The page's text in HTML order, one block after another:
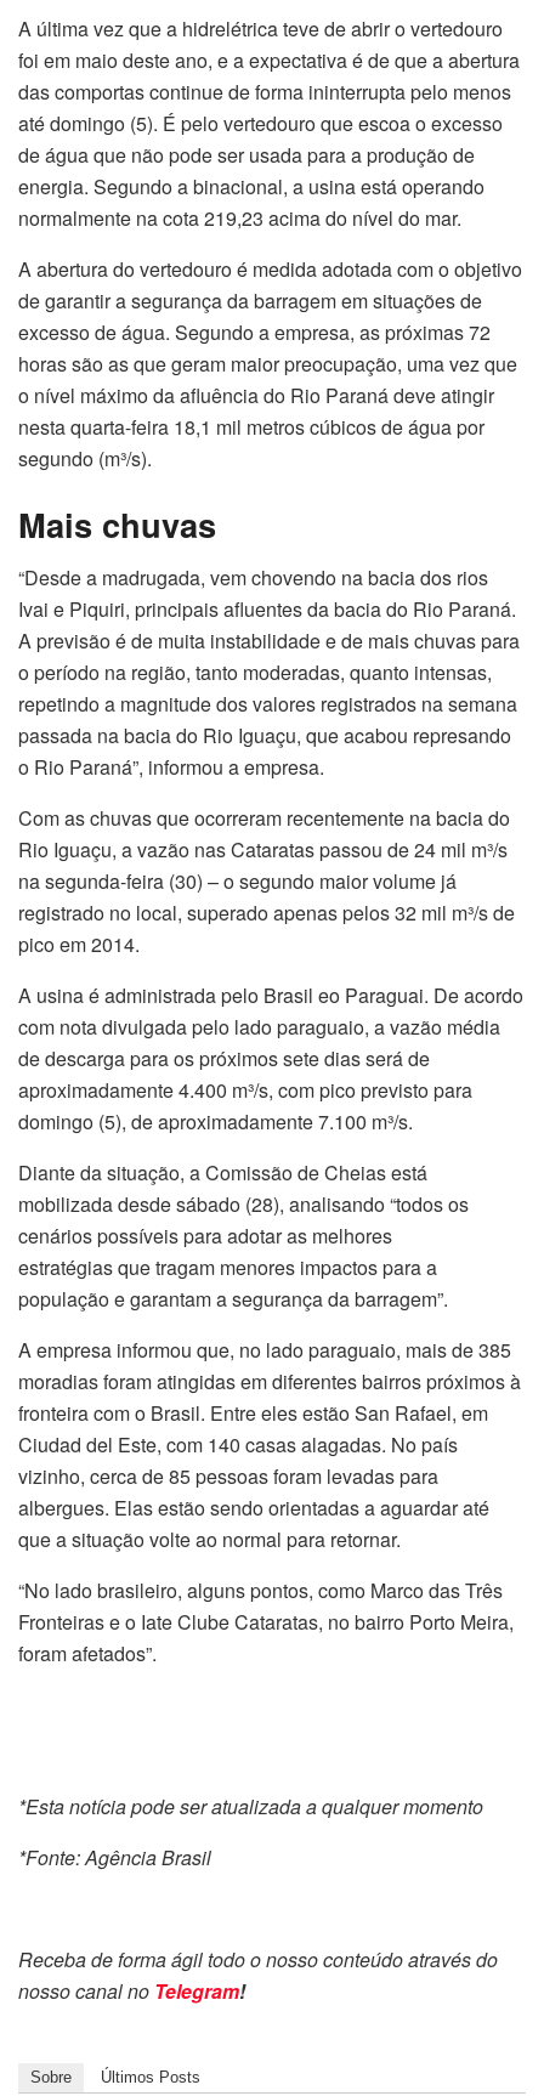
A última vez que a hidrelétrica teve de abrir o vertedouro
foi em maio deste ano, e a expectativa é de que a abertura
das comportas continue de forma ininterrupta pelo menos
até domingo (5). É pelo vertedouro que escoa o excesso
de água que não pode ser usada para a produção de
energia. Segundo a binacional, a usina está operando
normalmente na cota 219,23 acima do nível do mar.
A abertura do vertedouro é medida adotada com o objetivo
de garantir a segurança da barragem em situações de
excesso de água. Segundo a empresa, as próximas 72
horas são as que geram maior preocupação, uma vez que
o nível máximo da afluência do Rio Paraná deve atingir
nesta quarta-feira 18,1 mil metros cúbicos de água por
segundo (m³/s).
Mais chuvas
“Desde a madrugada, vem chovendo na bacia dos rios
Ivai e Piquiri, principais afluentes da bacia do Rio Paraná.
A previsão é de muita instabilidade e de mais chuvas para
o período na região, tanto moderadas, quanto intensas,
repetindo a magnitude dos valores registrados na semana
passada na bacia do Rio Iguaçu, que acabou represando
o Rio Paraná”, informou a empresa.
Com as chuvas que ocorreram recentemente na bacia do
Rio Iguaçu, a vazão nas Cataratas passou de 24 mil m³/s
na segunda-feira (30) – o segundo maior volume já
registrado no local, superado apenas pelos 32 mil m³/s de
pico em 2014.
A usina é administrada pelo Brasil eo Paraguai. De acordo
com nota divulgada pelo lado paraguaio, a vazão média
de descarga para os próximos sete dias será de
aproximadamente 4.400 m³/s, com pico previsto para
domingo (5), de aproximadamente 7.100 m³/s.
Diante da situação, a Comissão de Cheias está
mobilizada desde sábado (28), analisando “todos os
cenários possíveis para adotar as melhores
estratégias que tragam menores impactos para a
população e garantam a segurança da barragem”.
A empresa informou que, no lado paraguaio, mais de 385
moradias foram atingidas em diferentes bairros próximos à
fronteira com o Brasil. Entre eles estão San Rafael, em
Ciudad del Este, com 140 casas alagadas. No país
vizinho, cerca de 85 pessoas foram levadas para
albergues. Elas estão sendo orientadas a aguardar até
que a situação volte ao normal para retornar.
“No lado brasileiro, alguns pontos, como Marco das Três
Fronteiras e o Iate Clube Cataratas, no bairro Porto Meira,
foram afetados”.
*Esta notícia pode ser atualizada a qualquer momento
*Fonte: Agência Brasil
Receba de forma ágil todo o nosso conteúdo através do
nosso canal no Telegram!
Sobre Últimos Posts